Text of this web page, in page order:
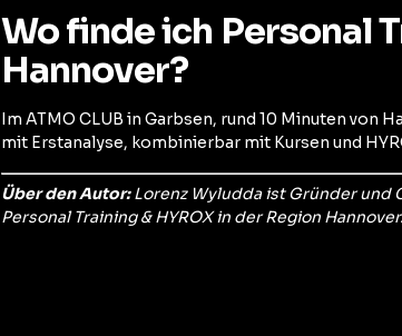
Wo finde ich Personal
Hannover?
Im ATMO CLUB in Garbsen, rund 10 Minuten von
mit Erstanalyse, kombinierbar mit Kursen und
Über den Autor:Lorenz Wyludda ist Gründer und
Personal Training & HYROX in der Region Hannover.